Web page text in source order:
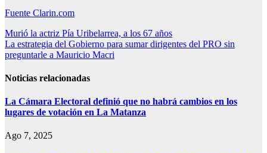
Fuente Clarin.com
Navegación
de
Murió la actriz Pía Uribelarrea, a los 67 años
La estrategia del Gobierno para sumar dirigentes del PRO sin
preguntarle a Mauricio Macri
Noticias relacionadas
La Cámara Electoral definió que no habrá cambios en los
lugares de votación en La Matanza
Ago 7, 2025